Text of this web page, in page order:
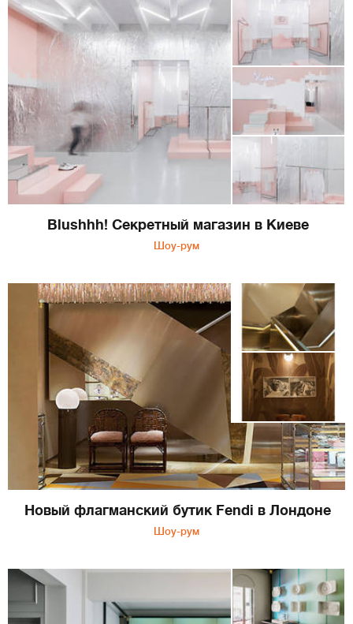
Blushhh! Секретный магазин в Киеве
Шоу-рум
Новый флагманский бутик Fendi в Лондоне
Шоу-рум